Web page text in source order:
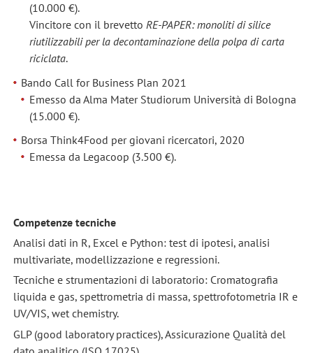
(10.000 €).
Vincitore con il brevettoRE-PAPER: monoliti di silice
riutilizzabili per la decontaminazione della polpa di carta
riciclata.
Bando Call for Business Plan 2021
Emesso da Alma Mater Studiorum Università di Bologna
(15.000 €).
Borsa Think4Food per giovani ricercatori, 2020
Emessa da Legacoop (3.500 €).
Competenze tecniche
Analisi dati in R, Excel e Python: test di ipotesi, analisi
multivariate, modellizzazione e regressioni.
Tecniche e strumentazioni di laboratorio: Cromatografia
liquida e gas, spettrometria di massa, spettrofotometria IR e
UV/VIS, wet chemistry.
GLP (good laboratory practices), Assicurazione Qualità del